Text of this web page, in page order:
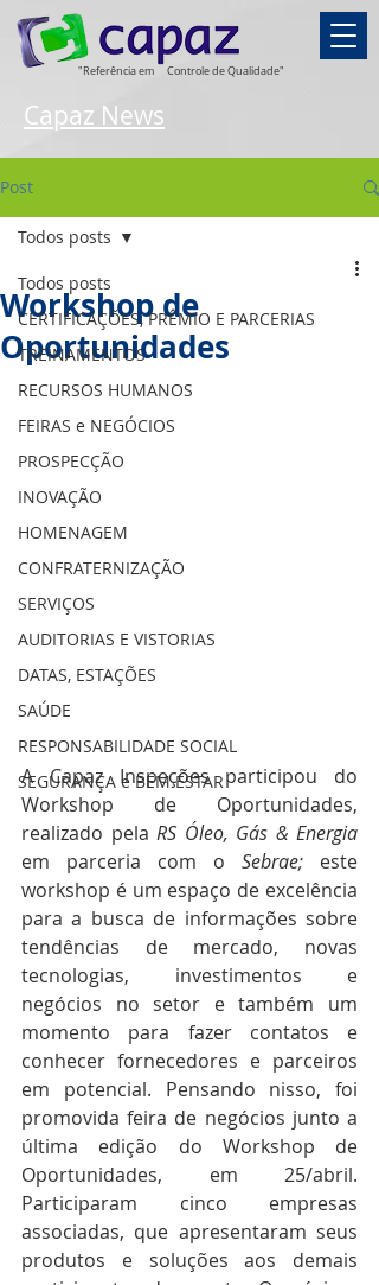
"Referência em Controle de Qualidade"
Capaz News
Post
Todos posts
CERTIFICAÇÕES, PRÊMIO E PARCERIAS
TREINAMENTOS
RECURSOS HUMANOS
FEIRAS e NEGÓCIOS
PROSPECÇÃO
INOVAÇÃO
HOMENAGEM
CONFRATERNIZAÇÃO
SERVIÇOS
AUDITORIAS E VISTORIAS
DATAS, ESTAÇÕES
SAÚDE
RESPONSABILIDADE SOCIAL
SEGURANÇA e BEM ESTAR
Todos posts
Workshop de
Oportunidades
A Capaz Inspeções participou do
Workshop de Oportunidades,
realizado pela RS Óleo, Gás & Energia
em parceria com o Sebrae; este
workshop é um espaço de excelência
para a busca de informações sobre
tendências de mercado, novas
tecnologias, investimentos e
negócios no setor e também um
momento para fazer contatos e
conhecer fornecedores e parceiros
em potencial. Pensando nisso, foi
promovida feira de negócios junto a
última edição do Workshop de
Oportunidades, em 25/abril.
Participaram cinco empresas
associadas, que apresentaram seus
produtos e soluções aos demais